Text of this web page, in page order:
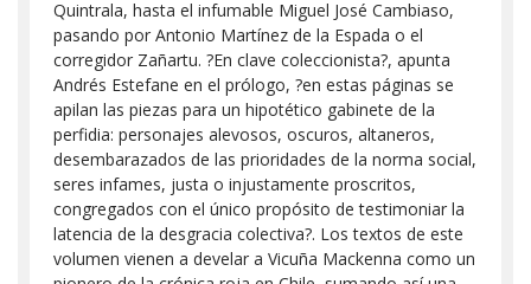
Quintrala, hasta el infumable Miguel José Cambiaso,
pasando por Antonio Martínez de la Espada o el
corregidor Zañartu. ?En clave coleccionista?, apunta
Andrés Estefane en el prólogo, ?en estas páginas se
apilan las piezas para un hipotético gabinete de la
perfidia: personajes alevosos, oscuros, altaneros,
desembarazados de las prioridades de la norma social,
seres infames, justa o injustamente proscritos,
congregados con el único propósito de testimoniar la
latencia de la desgracia colectiva?. Los textos de este
volumen vienen a develar a Vicuña Mackenna como un